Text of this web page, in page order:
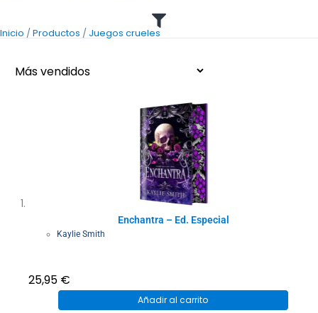
Inicio /Productos / Juegos crueles
Enchantra – Ed. Especial
Kaylie Smith
25,95 €
Añadir al carrito